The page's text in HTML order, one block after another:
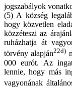
jogszabályok
(5) A község
hogy közvetlen
közzéteszi az
ruházhatja át
törvény alapján22d)
000 eurót. Az
lennie, hogy más
vagyonának